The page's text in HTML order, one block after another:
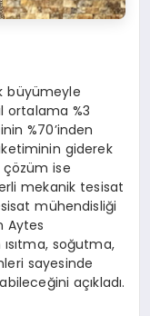
büyümeyle
ortalama %3
%70’inden
giderek
ise
mekanik tesisat
mühendisliği
Aytes
soğutma,
sayesinde
açıkladı.